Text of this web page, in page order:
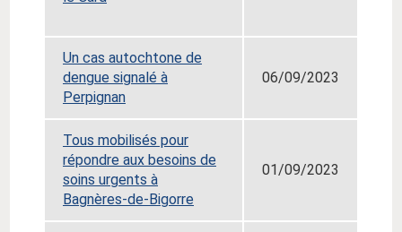
Un cas autochtone de
dengue signalé à
Perpignan
06/09/2023
Tous mobilisés pour
répondre aux besoins de
soins urgents à
Bagnères-de-Bigorre
01/09/2023